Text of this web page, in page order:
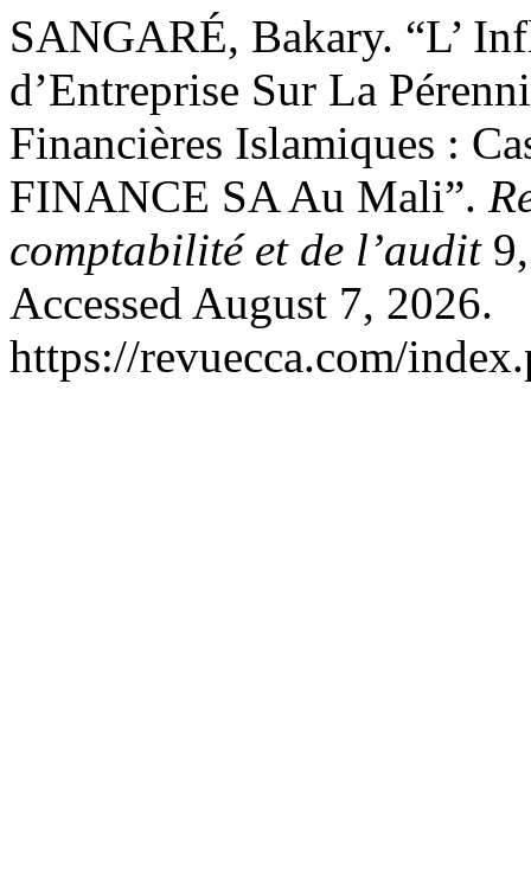
SANGARÉ, Bakary. “L’
d’Entreprise Sur La
Financières Islamiques :
FINANCE SA Au Mali”.
comptabilité et de l’audit
Accessed August 7, 2026.
https://revuecca.com/